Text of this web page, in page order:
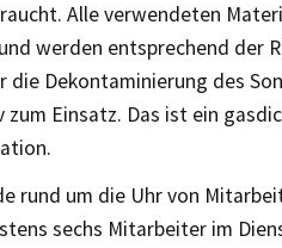
Alle verwendeten
werden entsprechend der
die Dekontaminierung des
zum Einsatz. Das ist ein
rund um die Uhr von
sechs Mitarbeiter im